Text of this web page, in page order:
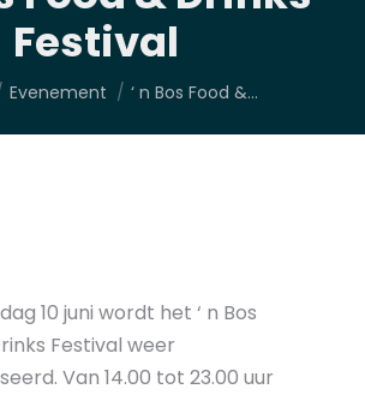
Festival
hier:
Evenement ‘ n Bos Food &…
10 juni wordt het ‘ n Bos
Festival weer
Van 14.00 tot 23.00 uur